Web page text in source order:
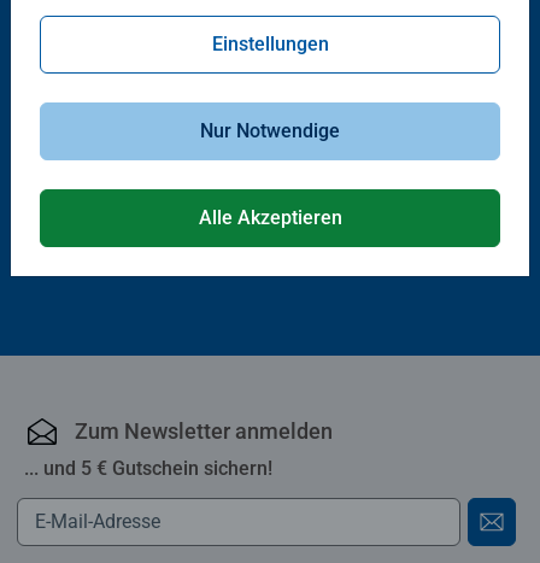
Wieso? Weshalb? Warum?
Iggy Igel und die Sache mit der
Freundschaft
Zum Newsletter anmelden
... und 5 € Gutschein sichern!
Einstellungen
Nur Notwendige
Alle Akzeptieren